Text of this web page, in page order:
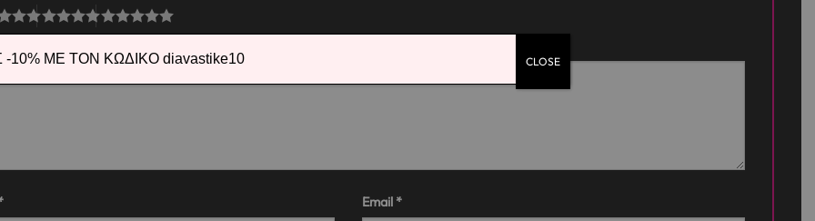
Email *
10% ΜΕ ΤΟΝ ΚΩΔΙΚΟ diavastike10 CLOSE